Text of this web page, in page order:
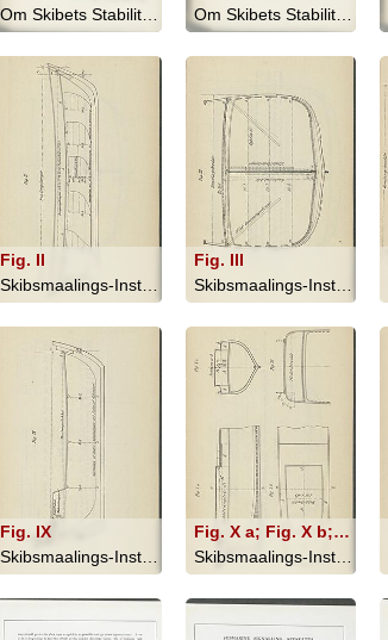
Om Skibets Stabilitet, Bevægelser I S... - 1879
Om Skibets Stabilitet, Bevægelser I S... - 1879
Fig. II
Skibsmaalings-Instruktion - 1909
Fig. III
Skibsmaalings-Instruktion - 1909
Fig. IX
Skibsmaalings-Instruktion - 1909
Fig. X a; Fig. X b; Fig. X c
Skibsmaalings-Instruktion - 1909